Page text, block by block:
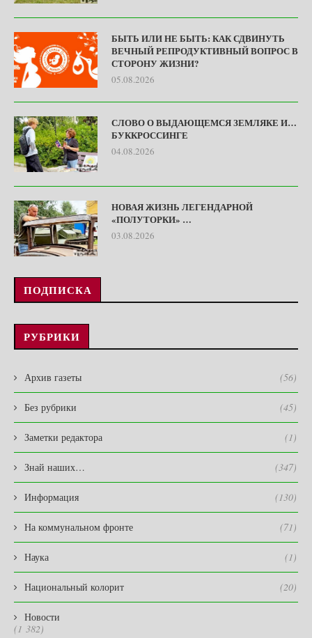
БЫТЬ ИЛИ НЕ БЫТЬ: КАК СДВИНУТЬ
ВЕЧНЫЙ РЕПРОДУКТИВНЫЙ ВОПРОС В
СТОРОНУ ЖИЗНИ?
05.08.2026
СЛОВО О ВЫДАЮЩЕМСЯ ЗЕМЛЯКЕ И…
БУККРОССИНГЕ
04.08.2026
НОВАЯ ЖИЗНЬ ЛЕГЕНДАРНОЙ
«ПОЛУТОРКИ» …
03.08.2026
ПОДПИСКА
РУБРИКИ
Архив газеты (56)
Без рубрики (45)
Заметки редактора (1)
Знай наших… (347)
Информация (130)
На коммунальном фронте (71)
Наука (1)
Национальный колорит (20)
Новости
(1 382)